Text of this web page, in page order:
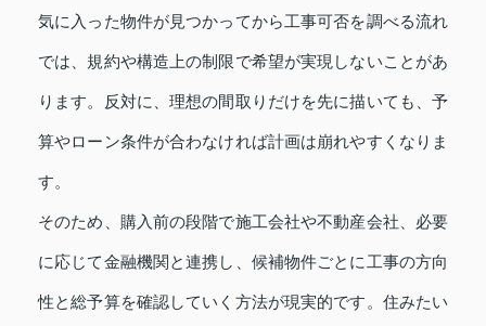
気に入った物件が見つかってから工事可否を調べる流れ
では、規約や構造上の制限で希望が実現しないことがあ
ります。反対に、理想の間取りだけを先に描いても、予
算やローン条件が合わなければ計画は崩れやすくなりま
す。
そのため、購入前の段階で施工会社や不動産会社、必要
に応じて金融機関と連携し、候補物件ごとに工事の方向
性と総予算を確認していく方法が現実的です。住みたい